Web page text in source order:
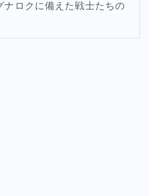
ナロクに備えた戦士たちの